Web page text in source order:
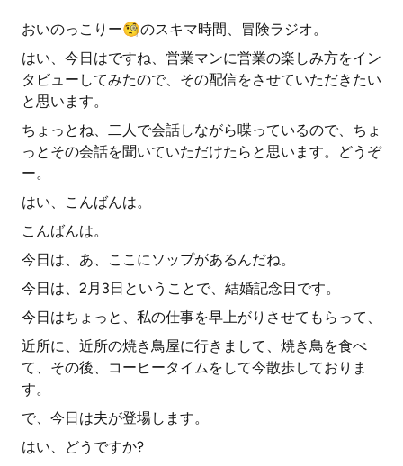
おいのっこりー🧐のスキマ時間、冒険ラジオ。
はい、今日はですね、営業マンに営業の楽しみ方をイン
タビューしてみたので、その配信をさせていただきたい
と思います。
ちょっとね、二人で会話しながら喋っているので、ちょ
っとその会話を聞いていただけたらと思います。どうぞ
ー。
はい、こんばんは。
こんばんは。
今日は、あ、ここにソップがあるんだね。
今日は、2月3日ということで、結婚記念日です。
今日はちょっと、私の仕事を早上がりさせてもらって、
近所に、近所の焼き鳥屋に行きまして、焼き鳥を食べ
て、その後、コーヒータイムをして今散歩しておりま
す。
で、今日は夫が登場します。
はい、どうですか?